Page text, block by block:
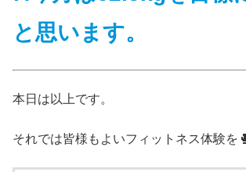
と思います。
本日は以上です。
それでは皆様もよいフィットネス体験を